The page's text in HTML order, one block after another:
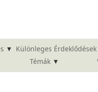
▾ Különleges Érdeklődések
Témák ▾